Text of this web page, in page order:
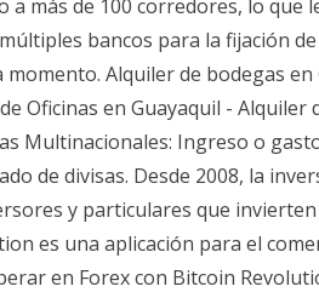
a más de 100 corredores, lo
bancos para la fijación
momento. Alquiler de bodegas
Oficinas en Guayaquil -
Multinacionales: Ingreso o
de divisas. Desde 2008, la
y particulares que
es una aplicación para el
en Forex con Bitcoin